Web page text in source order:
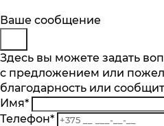
Описание
Отзывы
Основные
Реверс
да
Производительность, кг/
Будьте в курсе
Подпишитесь на
и узнавайте о новинках и
предложениях первыми
Подписаться
Заказ обратного звонка
Представьтесь
Телефон*
Комментарий
Ваше сообщение
Здесь вы можете задать
с предложением или
благодарность или
Имя*
Телефон*